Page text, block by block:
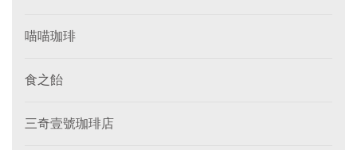
喵喵珈琲
食之飴
三奇壹號珈琲店